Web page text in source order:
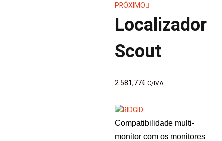
PRÓXIMO
Localizador
Scout
2.581,77€ C/IVA
Compatibilidade multi-
monitor com os monitores